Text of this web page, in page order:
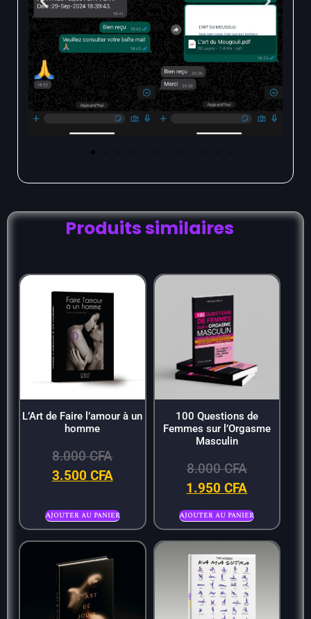
Produits similaires
L’Art de Faire l’amour à un
homme
8.000CFA
3.500 CFA
Ajouter au panier
100 Questions de
Femmes sur l’Orgasme
Masculin
8.000CFA
1.950CFA
Ajouter au panier